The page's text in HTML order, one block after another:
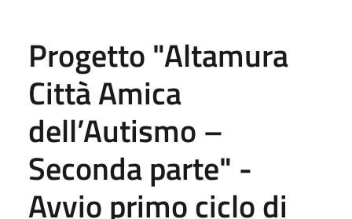
Progetto "Altamura
Città Amica
dell’Autismo –
Seconda parte" -
Avvio primo ciclo di